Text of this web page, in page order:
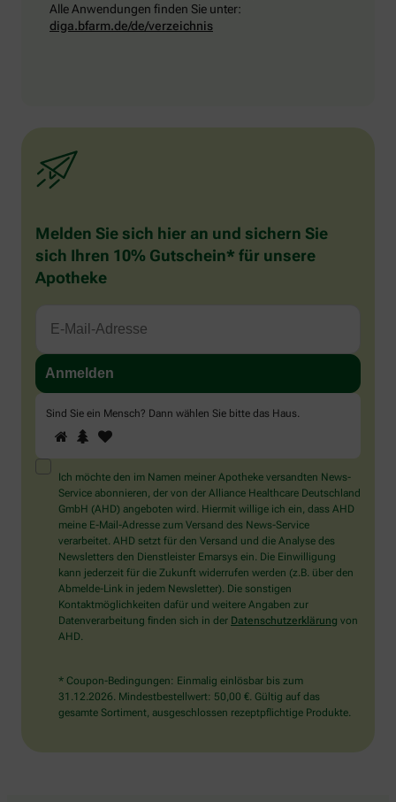
Alle Anwendungen finden Sie unter:
diga.bfarm.de/de/verzeichnis
Melden Sie sich hier an und sichern Sie
sich Ihren 10% Gutschein* für unsere
Apotheke
Sind Sie ein Mensch? Dann wählen Sie bitte das Haus
Sie
ein
Mensch?
Dann
wählen
Sie
bitte
das
Haus.
1 2
Ich möchte den im Namen meiner Apotheke versandten News-
Service abonnieren, der von der Alliance Healthcare Deutschland
GmbH (AHD) angeboten wird. Hiermit willige ich ein, dass AHD
meine E-Mail-Adresse zum Versand des News-Service
verarbeitet. AHD setzt für den Versand und die Analyse des
Newsletters den Dienstleister Emarsys ein. Die Einwilligung
kann jederzeit für die Zukunft widerrufen werden (z.B. über den
Abmelde-Link in jedem Newsletter). Die sonstigen
Kontaktmöglichkeiten dafür und weitere Angaben zur
Datenverarbeitung finden sich in der Datenschutzerklärung von
AHD.
* Coupon-Bedingungen: Einmalig einlösbar bis zum
31.12.2026. Mindestbestellwert: 50,00 €. Gültig auf das
gesamte Sortiment, ausgeschlossen rezeptpflichtige Produkte.